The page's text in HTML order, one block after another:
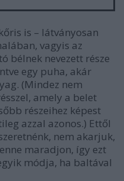
is – látványosan
vagyis az
bélnek nevezett része
egy puha, akár
(Mindez nem
amely a belet
részeihez képest
azzal azonos.) Ettől
nem akarjuk,
maradjon, így ezt
módja, ha baltával